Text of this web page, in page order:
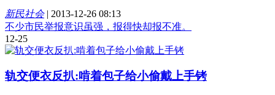
新民社会| 2013-12-26 08:13
不少市民举报意识虽强，报得快却报不准。
12-25
轨交便衣反扒:啃着包子给小偷戴上手铐